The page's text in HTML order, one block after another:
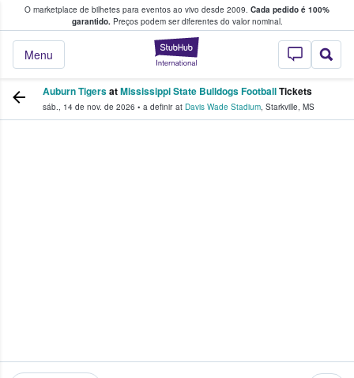
O marketplace de bilhetes para eventos ao vivo desde 2009. Cada pedido é 100%
garantido.Preços podem ser diferentes do valor nominal.
StubHub – onde
Menu
fãs compram e vendem bilhetes
Auburn TigersatMississippi State Bulldogs FootballTickets
sáb., 14 de nov. de 2026 • a definir at Davis Wade Stadium, Starkville, MS